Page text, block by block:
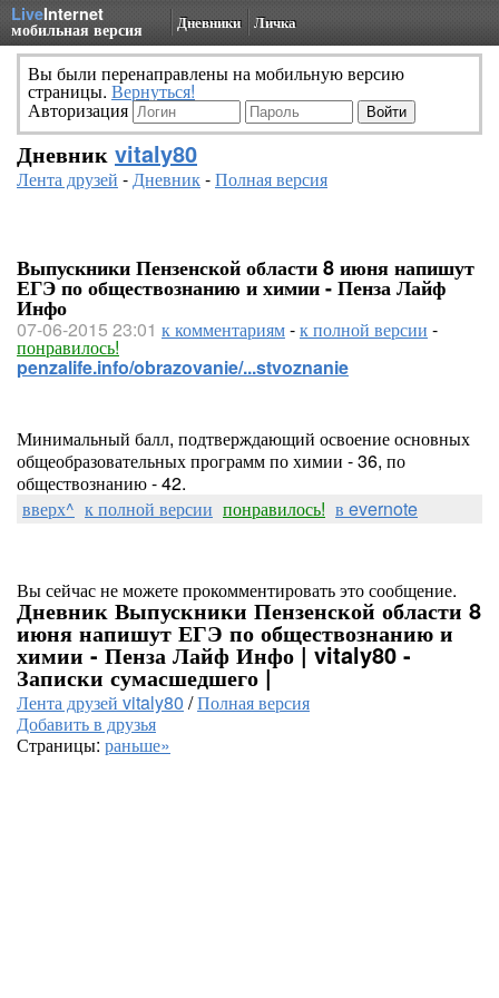
LiveInternet
мобильная версия Дневники Личка
Вы были перенаправлены на мобильную версию
страницы. Вернуться!
Авторизация
Дневник vitaly80
Лента друзей -Дневник-Полная версия
Выпускники Пензенской области 8 июня напишут
ЕГЭ по обществознанию и химии - Пенза Лайф
Инфо
07-06-2015 23:01 к комментариям-к полной версии -
понравилось!
penzalife.info/obrazovanie/...stvoznanie
Минимальный балл, подтверждающий освоение основных
общеобразовательных программ по химии - 36, по
обществознанию - 42.
вверх^ к полной версии понравилось! в evernote
Вы сейчас не можете прокомментировать это сообщение.
Дневник Выпускники Пензенской области 8
июня напишут ЕГЭ по обществознанию и
химии - Пенза Лайф Инфо | vitaly80 -
Записки сумасшедшего |
Лента друзей vitaly80 /Полная версия
Добавить в друзья
Страницы: раньше»